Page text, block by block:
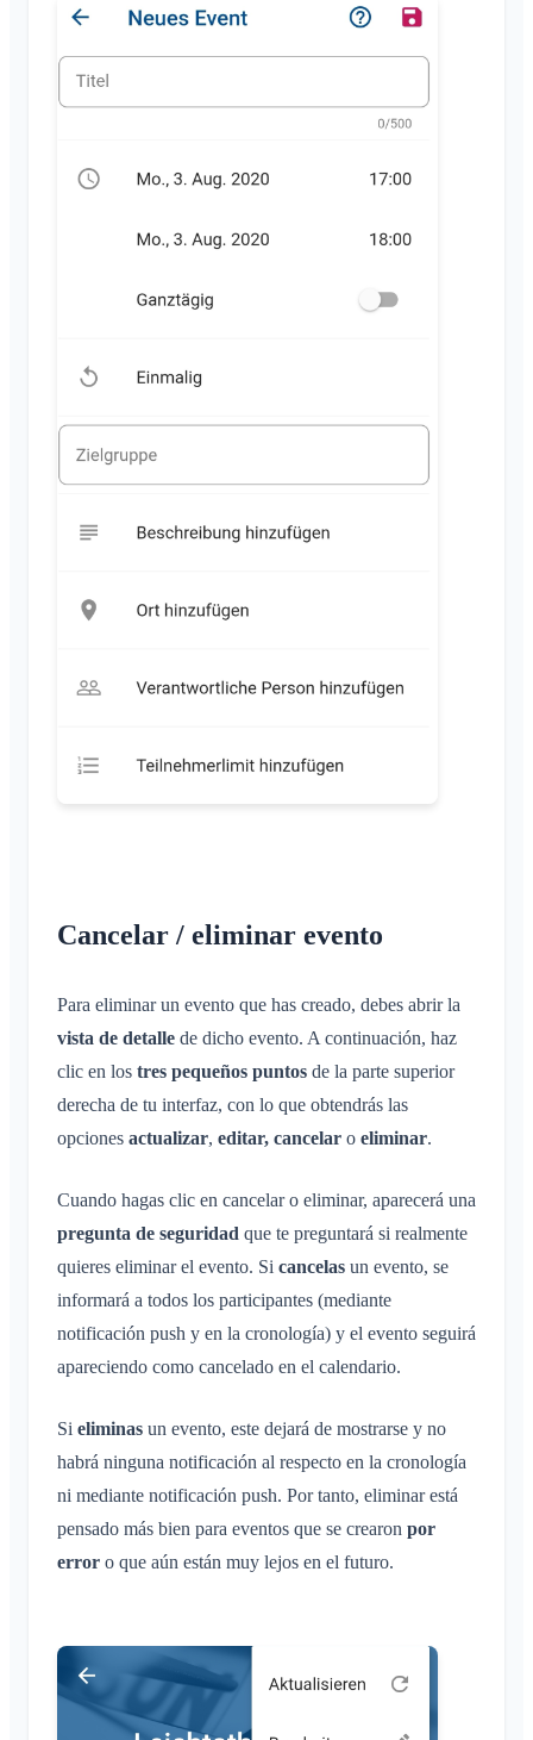
Cancelar / eliminar evento
Para eliminar un evento que has creado, debes abrir la
vista de detalle de dicho evento. A continuación, haz
clic en los tres pequeños puntos de la parte superior
derecha de tu interfaz, con lo que obtendrás las
opciones actualizar, editar, cancelar o eliminar.
Cuando hagas clic en cancelar o eliminar, aparecerá una
pregunta de seguridad que te preguntará si realmente
quieres eliminar el evento. Si cancelas un evento, se
informará a todos los participantes (mediante
notificación push y en la cronología) y el evento seguirá
apareciendo como cancelado en el calendario.
Si eliminas un evento, este dejará de mostrarse y no
habrá ninguna notificación al respecto en la cronología
ni mediante notificación push. Por tanto, eliminar está
pensado más bien para eventos que se crearon por
error o que aún están muy lejos en el futuro.